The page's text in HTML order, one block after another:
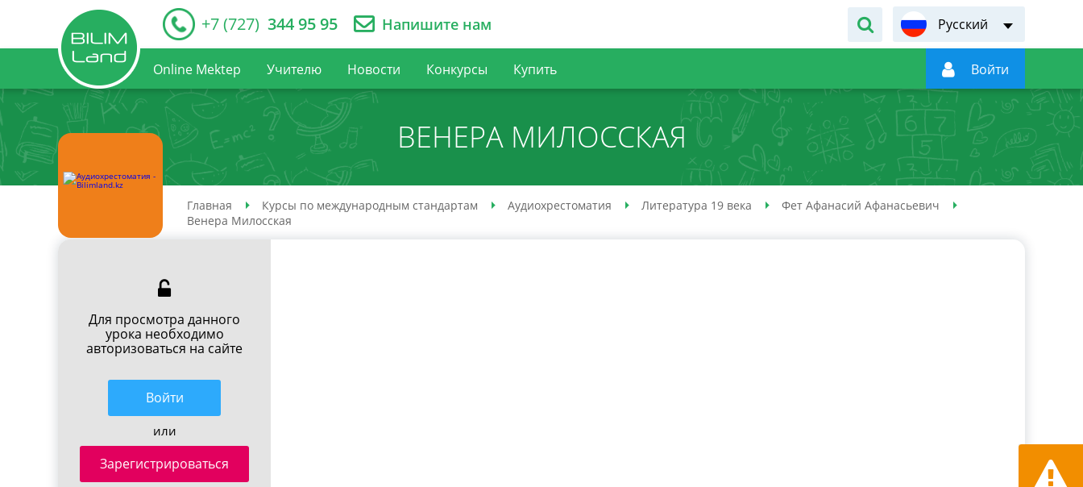
+7 (727) 344 95 95 Напишите нам Русский
Online Mektep Учителю Новости Конкурсы Купить  Войти
ВЕНЕРА МИЛОССКАЯ
Главная Курсы по международным стандартам Аудио­хрестоматия Литература 19 века
Фет Афанасий Афанасьевич
Венера Милосская
Для просмотра данного
урока необходимо
авторизоваться на сайте
Войти
или
Зарегистрироваться